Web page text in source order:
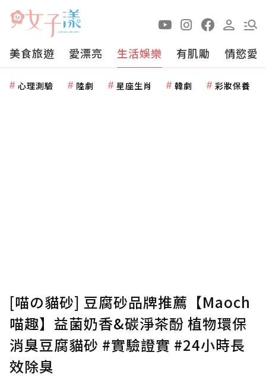
美食旅遊 愛漂亮 生活娛樂 有肌勵 情慾愛
心理測驗 陸劇 星座生肖 韓劇 彩妝保養
[喵の貓砂] 豆腐砂品牌推薦【Maoch
喵趣】益菌奶香&碳淨茶酚 植物環保
消臭豆腐貓砂 #實驗證實 #24小時長
效除臭